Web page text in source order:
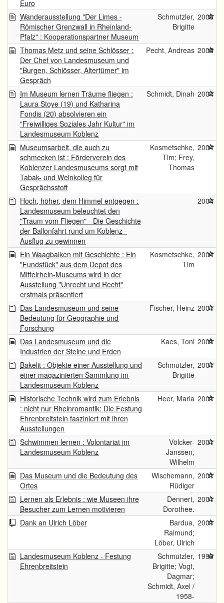
Euro
Wanderausstellung "Der Limes -
Römischer Grenzwall in Rheinland-
Pfalz" : Kooperationspartner Museum
Schmutzler,
Brigitte
2006
Thomas Metz und seine Schlösser :
Der Chef von Landesmuseum und
"Burgen, Schlösser, Altertümer" im
Gespräch
Pecht, Andreas 2005
Im Museum lernen Träume fliegen :
Laura Stoye (19) und Katharina
Fondis (20) absolvieren ein
"Freiwilliges Soziales Jahr Kultur" im
Landesmuseum Koblenz
Schmidt, Dinah 2004
Museumsarbeit, die auch zu
schmecken ist : Förderverein des
Koblenzer Landesmuseums sorgt mit
Tabak- und Weinkolleg für
Gesprächsstoff
Kosmetschke,
Tim; Frey,
Thomas
2004
Hoch, höher, dem Himmel entgegen :
Landesmuseum beleuchtet den
"Traum vom Fliegen" - Die Geschichte
der Ballonfahrt rund um Koblenz -
Ausflug zu gewinnen
2004
Ein Waagbalken mit Geschichte : Ein
"Fundstück" aus dem Depot des
Mittelrhein-Museums wird in der
Ausstellung "Unrecht und Recht"
erstmals präsentiert
Kosmetschke,
Tim
2004
Das Landesmuseum und seine
Bedeutung für Geographie und
Forschung
Fischer, Heinz 2001
Das Landesmuseum und die
Industrien der Steine und Erden
Kaes, Toni 2001
Bakelit : Objekte einer Ausstellung und
einer magazinierten Sammlung im
Landesmuseum Koblenz
Schmutzler,
Brigitte
2001
Historische Technik wird zum Erlebnis
: nicht nur Rheinromantik: Die Festung
Ehrenbreitstein fasziniert mit ihren
Ausstellungen
Heer, Maria 2001
Schwimmen lernen : Volontariat im
Landesmuseum Koblenz
Völcker-
Janssen,
Wilhelm
2001
Das Museum und die Bedeutung des
Ortes
Wischemann,
Rüdiger
2001
Lernen als Erlebnis : wie Museen ihre
Besucher zum Lernen motivieren
Dennert,
Dorothee.
2001
Dank an Ulrich Löber
Bardua,
Raimund;
Löber, Ulrich
2001
Landesmuseum Koblenz - Festung
Ehrenbreitstein
Schmutzler,
Brigitte; Vogt,
Dagmar;
Schmidt, Axel /
1958-
1999